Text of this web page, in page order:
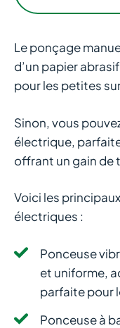
Le ponçage
d’un papier
pour les petites
Sinon, vous
électrique,
offrant un gain de
Voici les
électriques :
Ponceuse
et uniforme,
parfaite pour
Ponceuse à